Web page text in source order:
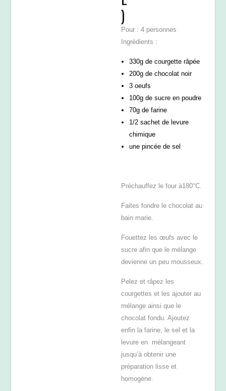
)
Pour : 4 personnes
Ingrédients :
330g de courgette râpée
200g de chocolat noir
3 oeufs
100g de sucre en poudre
70g de farine
1/2 sachet de levure
chimique
une pincée de sel
Préchauffez le four à180°C.
Faites fondre le chocolat au
bain marie.
Fouettez les œufs avec le
sucre afin que le mélange
devienne un peu mousseux.
Pelez et râpez les
courgettes et les ajouter au
mélange ainsi que le
chocolat fondu. Ajoutez
enfin la farine, le sel et la
levure en mélangeant
jusqu’à obtenir une
préparation lisse et
homogène.